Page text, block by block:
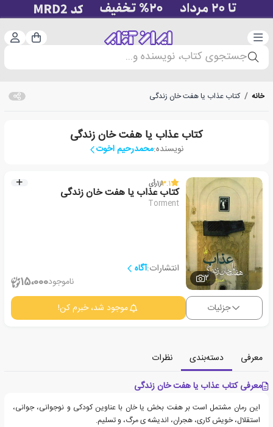
دسته‌بندی سبد
جستجوی کتاب، نویسنده و...
خانه / کتاب عذاب یا هفت خان زندگی
کتاب عذاب یا هفت خان زندگی
نویسنده:محمدرحیم اخوت
2
3.1از1رأی
کتاب عذاب یا هفت خان زندگی
Torment
انتشارات:آگاه
ناموجود15،000
جزئیات موجود شد، خبرم کن!
معرفی دسته‌بندی
نظرات
معرفی کتاب عذاب یا هفت خان زندگی
این رمان مشتمل است بر هفت بخش یا خان با عناوین کودکی و نوجوانی، جوانی،
استقلال، خویش کاری، هجران، اندیشه ی مرگ، و تسلیم.